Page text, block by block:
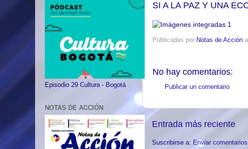
SI A LA PAZ Y UNA
Publicadas por Notas de Acción
No hay comentarios:
Publicar un comentario
Entrada más reciente
Suscribirse a: Enviar
Episodio 29 Cultura - Bogotá
NOTAS DE ACCIÓN